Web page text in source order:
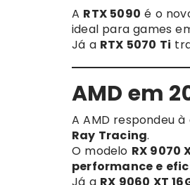
A RTX 5090 é o
ideal para games
Já a RTX 5070 Ti
AMD em
A AMD respondeu
Ray Tracing.
O modelo RX 9070
performance e